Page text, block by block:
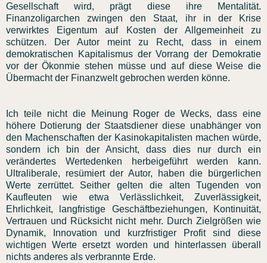
Gesellschaft wird, prägt diese ihre Mentalität.
Finanzoligarchen zwingen den Staat, ihr in der Krise
verwirktes Eigentum auf Kosten der Allgemeinheit zu
schützen. Der Autor meint zu Recht, dass in einem
demokratischen Kapitalismus der Vorrang der Demokratie
vor der Ökonmie stehen müsse und auf diese Weise die
Übermacht der Finanzwelt gebrochen werden könne.
Ich teile nicht die Meinung Roger de Wecks, dass eine
höhere Dotierung der Staatsdiener diese unabhänger von
den Machenschaften der Kasinokapitalisten machen würde,
sondern ich bin der Ansicht, dass dies nur durch ein
verändertes Wertedenken herbeigeführt werden kann.
Ultraliberale, resümiert der Autor, haben die bürgerlichen
Werte zerrüttet. Seither gelten die alten Tugenden von
Kaufleuten wie etwa Verlässlichkeit, Zuverlässigkeit,
Ehrlichkeit, langfristige Geschäftbeziehungen, Kontinuität,
Vertrauen und Rücksicht nicht mehr. Durch Zielgrößen wie
Dynamik, Innovation und kurzfristiger Profit sind diese
wichtigen Werte ersetzt worden und hinterlassen überall
nichts anderes als verbrannte Erde.